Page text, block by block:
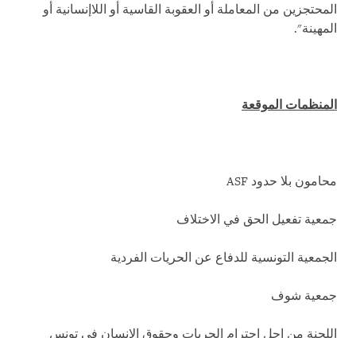
المحتجزين من المعاملة أو العقوبة القاسية أو اللاإنسانية أو
المهينة".
المنظمات الموقعة
محامون بلا حدود ASF
جمعية تفعيل الحق في الاختلاف
الجمعية التونسية للدفاع عن الحريات الفردية
جمعية شوف
اللجنة من اجل احترام الحريات وحقوق الإنسان في تونس